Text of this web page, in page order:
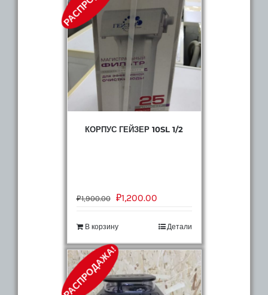
КОРПУС ГЕЙЗЕР 10SL 1/2
₽1,900.00 ₽1,200.00
В корзину Детали
РАСПРОДАЖА!